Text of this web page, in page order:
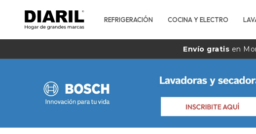
REFRIGERACIÓN COCINA Y ELECTRO
Envío gratis en